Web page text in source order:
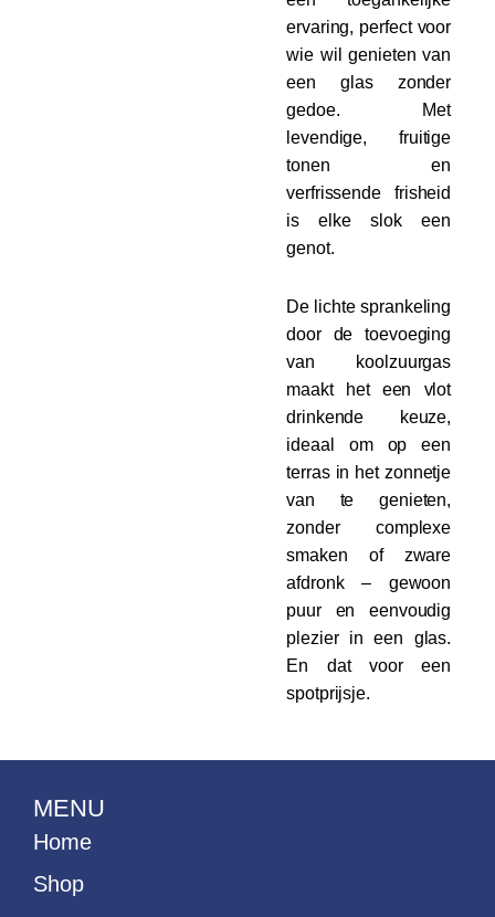
ervaring, perfect voor
wie wil genieten van
een glas zonder
gedoe. Met
levendige, fruitige
tonen en
verfrissende frisheid
is elke slok een
genot.
De lichte sprankeling
door de toevoeging
van koolzuurgas
maakt het een vlot
drinkende keuze,
ideaal om op een
terras in het zonnetje
van te genieten,
zonder complexe
smaken of zware
afdronk – gewoon
puur en eenvoudig
plezier in een glas.
En dat voor een
spotprijsje.
MENU
Home
Shop